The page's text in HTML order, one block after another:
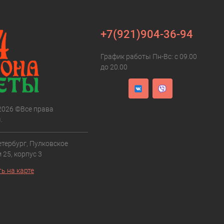
©Все права
Пулковское
корпус 3
на карте
+7(921)904-36-94
График работы Пн-Вс: с 09.00
до 20.00